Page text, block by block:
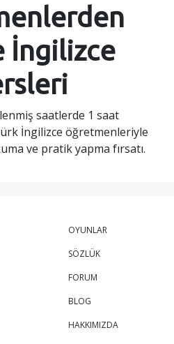
İngilizce
saatlerde 1 saat
İngilizce öğretmenleriyle
ve pratik yapma fırsatı.
OYUNLAR
SÖZLÜK
FORUM
BLOG
HAKKIMIZDA